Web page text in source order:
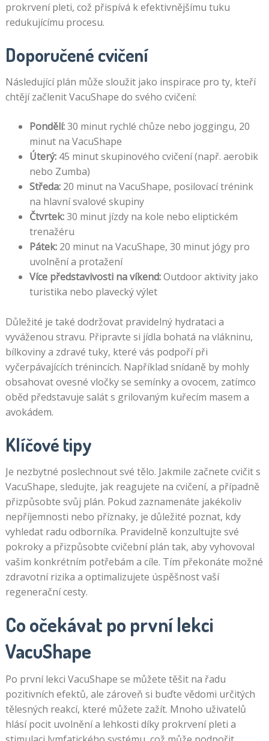
prokrvení pleti, což přispívá k efektivnějšímu tuku
redukujícímu procesu.
Doporučené cvičení
Následující plán může sloužit jako inspirace pro ty, kteří
chtějí začlenit VacuShape do svého cvičení:
Pondělí:30 minut rychlé chůze nebo joggingu, 20
minut na VacuShape
Úterý:45 minut skupinového cvičení (např. aerobik
nebo Zumba)
Středa:20 minut na VacuShape, posilovací trénink
na hlavní svalové skupiny
Čtvrtek:30 minut jízdy na kole nebo eliptickém
trenažéru
Pátek:20 minut na VacuShape, 30 minut jógy pro
uvolnění a protažení
Více představivosti na víkend:Outdoor aktivity jako
turistika nebo plavecký výlet
Důležité je také dodržovat pravidelný hydrataci a
vyváženou stravu. Připravte si jídla bohatá na vlákninu,
bílkoviny a zdravé tuky, které vás podpoří při
vyčerpávajících trénincích. Například snídaně by mohly
obsahovat ovesné vločky se semínky a ovocem, zatímco
oběd představuje salát s grilovaným kuřecím masem a
avokádem.
Klíčové tipy
Je nezbytné poslechnout své tělo. Jakmile začnete cvičit s
VacuShape, sledujte, jak reagujete na cvičení, a případně
přizpůsobte svůj plán. Pokud zaznamenáte jakékoliv
nepříjemnosti nebo příznaky, je důležité poznat, kdy
vyhledat radu odborníka. Pravidelně konzultujte své
pokroky a přizpůsobte cvičební plán tak, aby vyhovoval
vašim konkrétním potřebám a cíle. Tím překonáte možné
zdravotní rizika a optimalizujete úspěšnost vaší
regenerační cesty.
Co očekávat po první lekci
VacuShape
Po první lekci VacuShape se můžete těšit na řadu
pozitivních efektů, ale zároveň si buďte vědomi určitých
tělesných reakcí, které můžete zažít. Mnoho uživatelů
hlásí pocit uvolnění a lehkosti díky prokrvení pleti a